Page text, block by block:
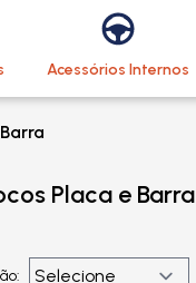
Acessórios Internos
Placa e Barra